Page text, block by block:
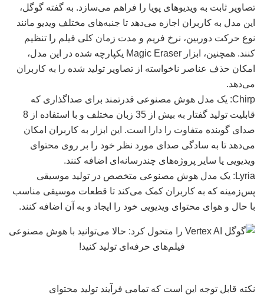
تصاویر ثابت به ویدیوهای پویا را فراهم می‌سازد. به گفته گوگل،
این مدل به کاربران اجازه می‌دهد تا جنبه‌های مختلف ویدیو مانند
نوع حرکت دوربین، نرخ فریم و مدت زمان کلی فیلم را تنظیم
کنند. همچنین، ابزار Magic Eraser یکپارچه شده در این مدل،
امکان حذف عناصر ناخواسته از تصاویر تولید شده را به کاربران
می‌دهد.
Chirp: یک مدل هوش مصنوعی قدرتمند برای صداگذاری که
قابلیت تولید گفتار به بیش از 35 زبان مختلف و با استفاده از 8
صدای گوینده متفاوت را دارا است. این ابزار به کاربران امکان
می‌دهد تا به سادگی صدای مورد نظر خود را بر روی محتوای
ویدیویی یا سایر پروژه‌های چندرسانه‌ای اضافه کنند.
Lyria: یک مدل هوش مصنوعی متخصص در تولید موسیقی
پس‌زمینه که به کاربران کمک می‌کند تا قطعات موسیقی مناسب
با حال و هوای محتوای ویدیویی خود را ایجاد و به آن اضافه کنند.
نکته قابل توجه این است که تمامی فرآیند تولید محتوای